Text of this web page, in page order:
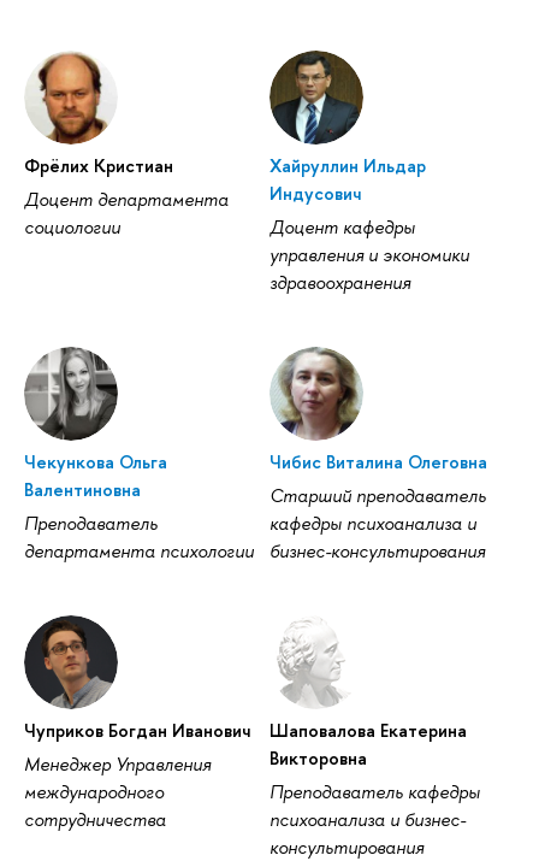
Фрёлих Кристиан
Доцент департамента
социологии
Хайруллин Ильдар
Индусович
Доцент кафедры
управления и экономики
здравоохранения
Чекункова Ольга
Валентиновна
Преподаватель
департамента психологии
Чибис Виталина Олеговна
Старший преподаватель
кафедры психоанализа и
бизнес-консультирования
Чуприков Богдан Иванович
Менеджер Управления
международного
сотрудничества
Шаповалова Екатерина
Викторовна
Преподаватель кафедры
психоанализа и бизнес-
консультирования